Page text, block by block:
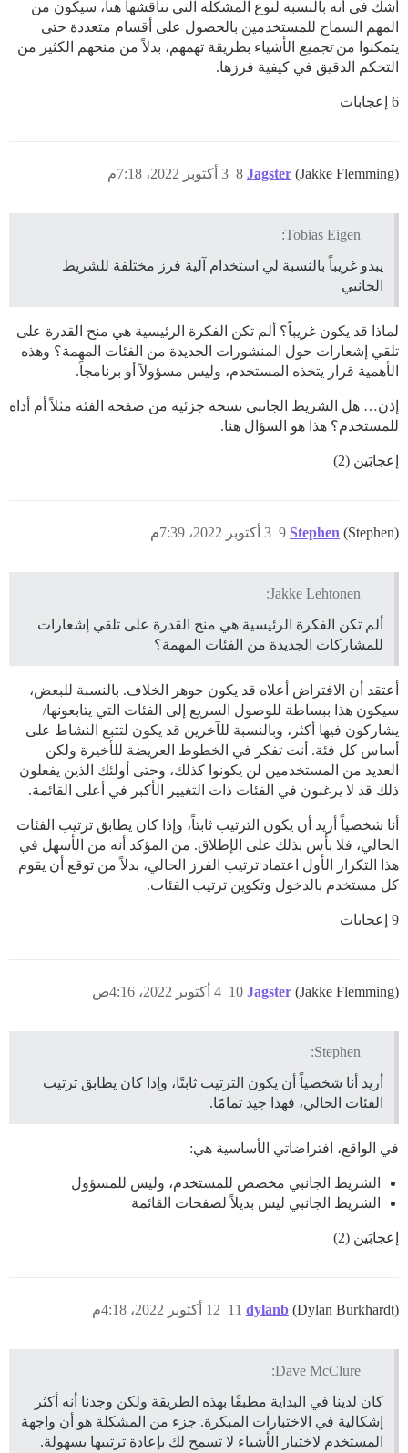
أشك في أنه بالنسبة لنوع المشكلة التي نناقشها هنا، سيكون من
المهم السماح للمستخدمين بالحصول على أقسام متعددة حتى
يتمكنوا منتجميع الأشياء بطريقة تهمهم، بدلاً من منحهم الكثير من
التحكم الدقيق في كيفية فرزها.
6 إعجابات
Jagster (Jakke Flemming) 3 أكتوبر 2022، 7:18م 8
Tobias Eigen:
يبدو غريباً بالنسبة لي استخدام آلية فرز مختلفة للشريط
الجانبي
لماذا قد يكون غريباً؟ ألم تكن الفكرة الرئيسية هي منح القدرة على
تلقي إشعارات حول المنشورات الجديدة من الفئات المهمة؟ وهذه
الأهمية قرار يتخذه المستخدم، وليس مسؤولاً أو برنامجاً.
إذن… هل الشريط الجانبي نسخة جزئية من صفحة الفئة مثلاً أم أداة
للمستخدم؟ هذا هو السؤال هنا.
إعجابَين (2)
Stephen (Stephen) 3 أكتوبر 2022، 7:39م 9
Jakke Lehtonen:
ألم تكن الفكرة الرئيسية هي منح القدرة على تلقي إشعارات
للمشاركات الجديدة من الفئات المهمة؟
أعتقد أن الافتراض أعلاه قد يكون جوهر الخلاف. بالنسبة للبعض،
سيكون هذا ببساطة للوصول السريع إلى الفئات التي يتابعونها/
يشاركون فيها أكثر، وبالنسبة للآخرين قد يكون لتتبع النشاط على
أساس كل فئة. أنت تفكر في الخطوط العريضة للأخيرة ولكن
العديد من المستخدمين لن يكونوا كذلك، وحتى أولئك الذين يفعلون
ذلك قد لا يرغبون في الفئات ذات التغيير الأكبر في أعلى القائمة.
أنا شخصياً أريد أن يكون الترتيب ثابتاً، وإذا كان يطابق ترتيب الفئات
الحالي، فلا بأس بذلك على الإطلاق. من المؤكد أنه من الأسهل في
هذا التكرار الأول اعتماد ترتيب الفرز الحالي، بدلاً من توقع أن يقوم
كل مستخدم بالدخول وتكوين ترتيب الفئات.
9 إعجابات
Jagster (Jakke Flemming) 4 أكتوبر 2022، 4:16ص 10
Stephen:
أريد أنا شخصياً أن يكون الترتيب ثابتًا، وإذا كان يطابق ترتيب
الفئات الحالي، فهذا جيد تمامًا.
في الواقع، افتراضاتي الأساسية هي:
الشريط الجانبي مخصص للمستخدم، وليس للمسؤول
الشريط الجانبي ليس بديلاً لصفحات القائمة
إعجابَين (2)
dylanb (Dylan Burkhardt) 12 أكتوبر 2022، 4:18م 11
Dave McClure:
كان لدينا في البداية مطبقًا بهذه الطريقة ولكن وجدنا أنه أكثر
إشكالية في الاختبارات المبكرة. جزء من المشكلة هو أن واجهة
المستخدم لاختيار الأشياء لا تسمح لك بإعادة ترتيبها بسهولة.